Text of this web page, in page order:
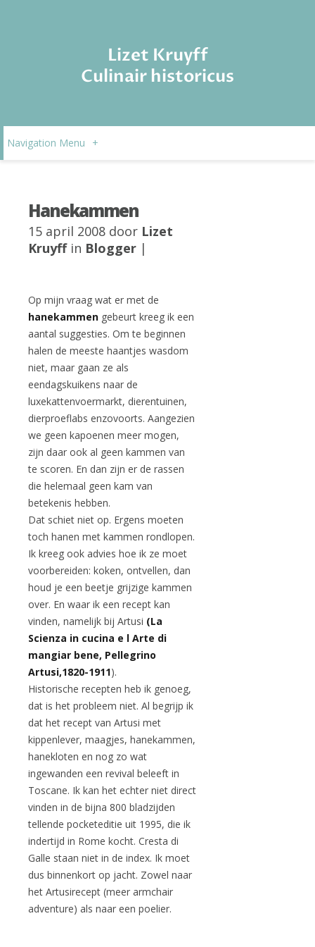
Lizet Kruyff
Culinair historicus
Navigation Menu +
Hanekammen
15 april 2008 door Lizet
Kruyffin Blogger |
Op mijn vraag wat er met de
hanekammen gebeurt kreeg ik een
aantal suggesties. Om te beginnen
halen de meeste haantjes wasdom
niet, maar gaan ze als
eendagskuikens naar de
luxekattenvoermarkt, dierentuinen,
dierproeflabs enzovoorts. Aangezien
we geen kapoenen meer mogen,
zijn daar ook al geen kammen van
te scoren. En dan zijn er de rassen
die helemaal geen kam van
betekenis hebben.
Dat schiet niet op. Ergens moeten
toch hanen met kammen rondlopen.
Ik kreeg ook advies hoe ik ze moet
voorbereiden: koken, ontvellen, dan
houd je een beetje grijzige kammen
over. En waar ik een recept kan
vinden, namelijk bij Artusi (La
Scienza in cucina e l Arte di
mangiar bene, Pellegrino
Artusi,1820-1911).
Historische recepten heb ik genoeg,
dat is het probleem niet. Al begrijp ik
dat het recept van Artusi met
kippenlever, maagjes, hanekammen,
hanekloten en nog zo wat
ingewanden een revival beleeft in
Toscane. Ik kan het echter niet direct
vinden in de bijna 800 bladzijden
tellende pocketeditie uit 1995, die ik
indertijd in Rome kocht. Cresta di
Galle staan niet in de index. Ik moet
dus binnenkort op jacht. Zowel naar
het Artusirecept (meer armchair
adventure) als naar een poelier.